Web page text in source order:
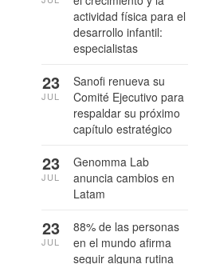
actividad física para el
desarrollo infantil:
especialistas
Sanofi renueva su
Comité Ejecutivo para
respaldar su próximo
capítulo estratégico
23
JUL
Genomma Lab
anuncia cambios en
Latam
23
JUL
88% de las personas
en el mundo afirma
seguir alguna rutina
23
JUL